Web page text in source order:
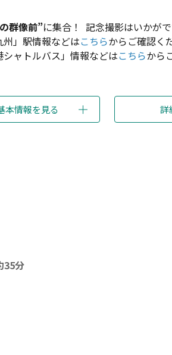
群像前”に集合！ 記念撮影はいかがで
」駅情報などはこちらからご確認く
ャトルバス」情報などはこちらから
本情報を見る 詳
35分